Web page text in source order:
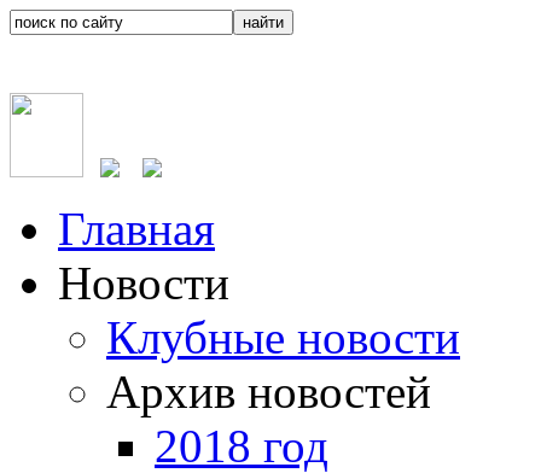
Главная
Новости
Клубные новости
Архив новостей
2018 год